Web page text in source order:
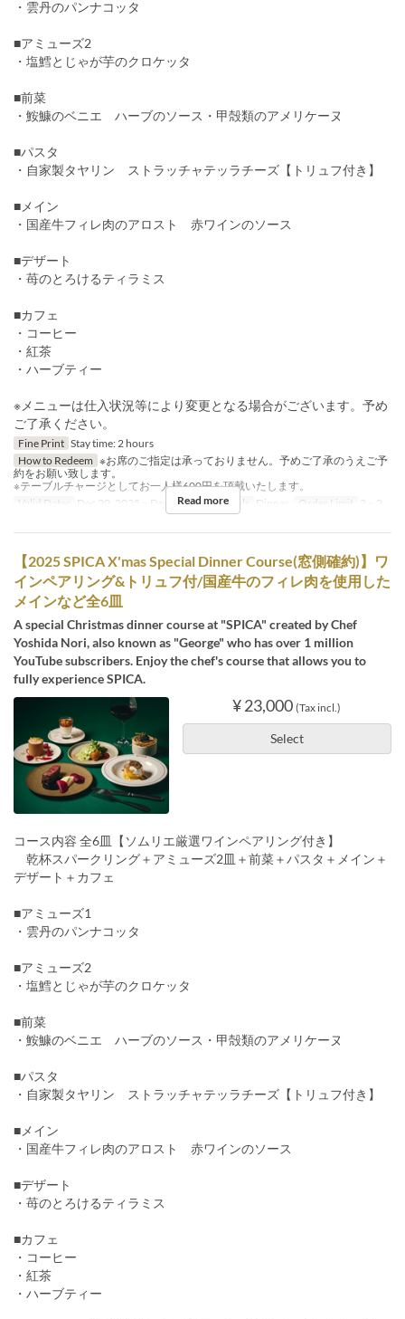
・雲丹のパンナコッタ
■アミューズ2
・塩鱈とじゃが芋のクロケッタ
■前菜
・鮟鱇のベニエ ハーブのソース・甲殻類のアメリケーヌ
■パスタ
・自家製タヤリン ストラッチャテッラチーズ【トリュフ付き】
■メイン
・国産牛フィレ肉のアロスト 赤ワインのソース
■デザート
・苺のとろけるティラミス
■カフェ
・コーヒー
・紅茶
・ハーブティー
※メニューは仕入状況等により変更となる場合がございます。予め
ご了承ください。
Fine Print Stay time: 2 hours
How to Redeem ※お席のご指定は承っておりません。予めご了承のうえご予
約をお願い致します。
※テーブルチャージとしてお一人様600円を頂戴いたします。
Valid Dates
Dec 20, 2025 ~ Dec 25, 2025 Meals Dinner Order Limit 2 ~ 2
Read more
【2025 SPICA X'mas Special Dinner Course(窓側確約)】ワ
インペアリング&トリュフ付/国産牛のフィレ肉を使用した
メインなど全6皿
A special Christmas dinner course at "SPICA" created by Chef
Yoshida Nori, also known as "George" who has over 1 million
YouTube subscribers. Enjoy the chef's course that allows you to
fully experience SPICA.
¥ 23,000 (Tax incl.)
Select
コース内容 全6皿【ソムリエ厳選ワインペアリング付き】
乾杯スパークリング＋アミューズ2皿＋前菜＋パスタ＋メイン＋
デザート＋カフェ
■アミューズ1
・雲丹のパンナコッタ
■アミューズ2
・塩鱈とじゃが芋のクロケッタ
■前菜
・鮟鱇のベニエ ハーブのソース・甲殻類のアメリケーヌ
■パスタ
・自家製タヤリン ストラッチャテッラチーズ【トリュフ付き】
■メイン
・国産牛フィレ肉のアロスト 赤ワインのソース
■デザート
・苺のとろけるティラミス
■カフェ
・コーヒー
・紅茶
・ハーブティー